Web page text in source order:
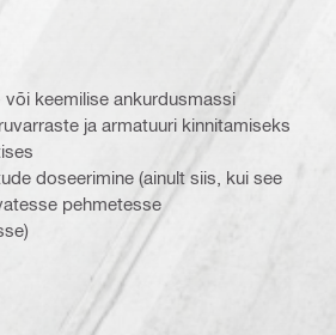
keemilise ankurdusmassi
ja armatuuri kinnitamiseks
doseerimine (ainult siis, kui see
pehmetesse